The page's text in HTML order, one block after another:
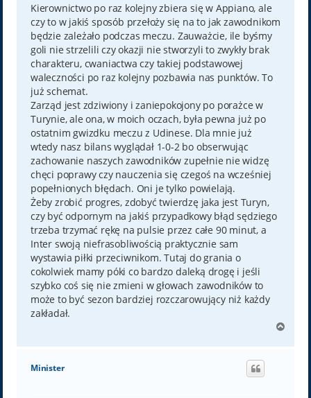
Kierownictwo po raz kolejny zbiera się w Appiano, ale
czy to w jakiś sposób przełoży się na to jak zawodnikom
będzie zależało podczas meczu. Zauważcie, ile byśmy
goli nie strzelili czy okazji nie stworzyli to zwykły brak
charakteru, cwaniactwa czy takiej podstawowej
waleczności po raz kolejny pozbawia nas punktów. To
już schemat.
Zarząd jest zdziwiony i zaniepokojony po porażce w
Turynie, ale ona, w moich oczach, była pewna już po
ostatnim gwizdku meczu z Udinese. Dla mnie już
wtedy nasz bilans wyglądał 1-0-2 bo obserwując
zachowanie naszych zawodników zupełnie nie widzę
chęci poprawy czy nauczenia się czegoś na wcześniej
popełnionych błędach. Oni je tylko powielają.
Żeby zrobić progres, zdobyć twierdzę jaka jest Turyn,
czy być odpornym na jakiś przypadkowy błąd sędziego
trzeba trzymać rękę na pulsie przez całe 90 minut, a
Inter swoją niefrasobliwością praktycznie sam
wystawia piłki przeciwnikom. Tutaj do grania o
cokolwiek mamy póki co bardzo daleką drogę i jeśli
szybko coś się nie zmieni w głowach zawodników to
może to być sezon bardziej rozczarowujący niż każdy
zakładał.
g
Minister